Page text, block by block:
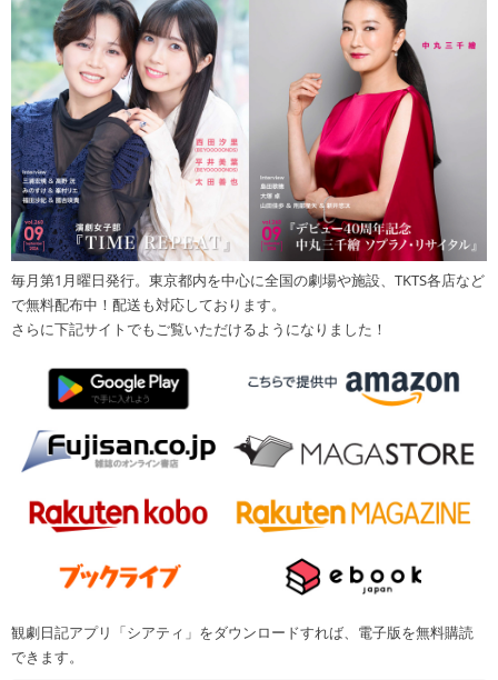
毎月第1月曜日発行。東京都内を中心に全国の劇場や施設、TKTS各店など
で無料配布中！配送も対応しております。
さらに下記サイトでもご覧いただけるようになりました！
観劇日記アプリ「シアティ」をダウンロードすれば、電子版を無料購読
できます。